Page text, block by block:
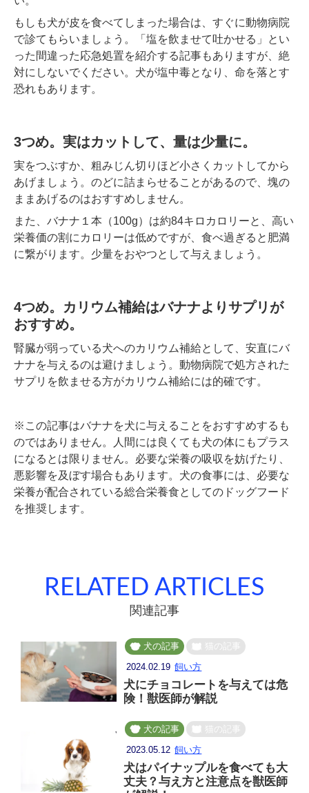
もしも犬が皮を食べてしまった場合は、すぐに動物病院
で診てもらいましょう。「塩を飲ませて吐かせる」とい
った間違った応急処置を紹介する記事もありますが、絶
対にしないでください。犬が塩中毒となり、命を落とす
恐れもあります。
3つめ。実はカットして、量は少量に。
実をつぶすか、粗みじん切りほど小さくカットしてから
あげましょう。のどに詰まらせることがあるので、塊の
ままあげるのはおすすめしません。
また、バナナ１本（100g）は約84キロカロリーと、高い
栄養価の割にカロリーは低めですが、食べ過ぎると肥満
に繋がります。少量をおやつとして与えましょう。
4つめ。カリウム補給はバナナよりサプリが
おすすめ。
腎臓が弱っている犬へのカリウム補給として、安直にバ
ナナを与えるのは避けましょう。動物病院で処方された
サプリを飲ませる方がカリウム補給には的確です。
※この記事はバナナを犬に与えることをおすすめするも
のではありません。人間には良くても犬の体にもプラス
になるとは限りません。必要な栄養の吸収を妨げたり、
悪影響を及ぼす場合もあります。犬の食事には、必要な
栄養が配合されている総合栄養食としてのドッグフード
を推奨します。
RELATED ARTICLES
関連記事
犬の記事
猫の記事
2024.02.19 飼い方
犬にチョコレートを与えては危
険！獣医師が解説
犬の記事
猫の記事
2023.05.12 飼い方
犬はパイナップルを食べても大
丈夫？与え方と注意点を獣医師